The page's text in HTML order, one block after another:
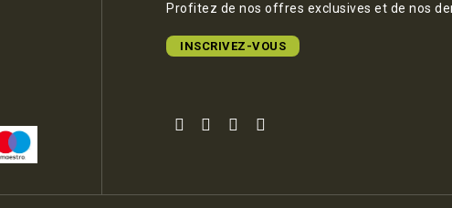
Profitez de nos offres exclusives et de nos
INSCRIVEZ-VOUS